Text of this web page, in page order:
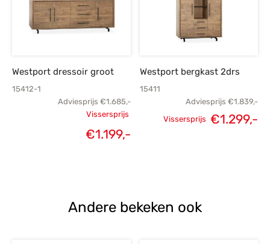
Westport dressoir groot
15412-1
Adviesprijs €1.685,-
Oorspronkelijke
Vissersprijs
€1.199,-
Westport bergkast 2drs
15411
Adviesprijs €1.839,-
Vissersprijs €1.299,-
Andere bekeken ook